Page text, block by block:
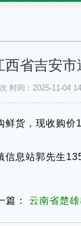
西省吉安
时间：2025-11-04
货，现收购
信息站郭先生
篇： 云南省楚